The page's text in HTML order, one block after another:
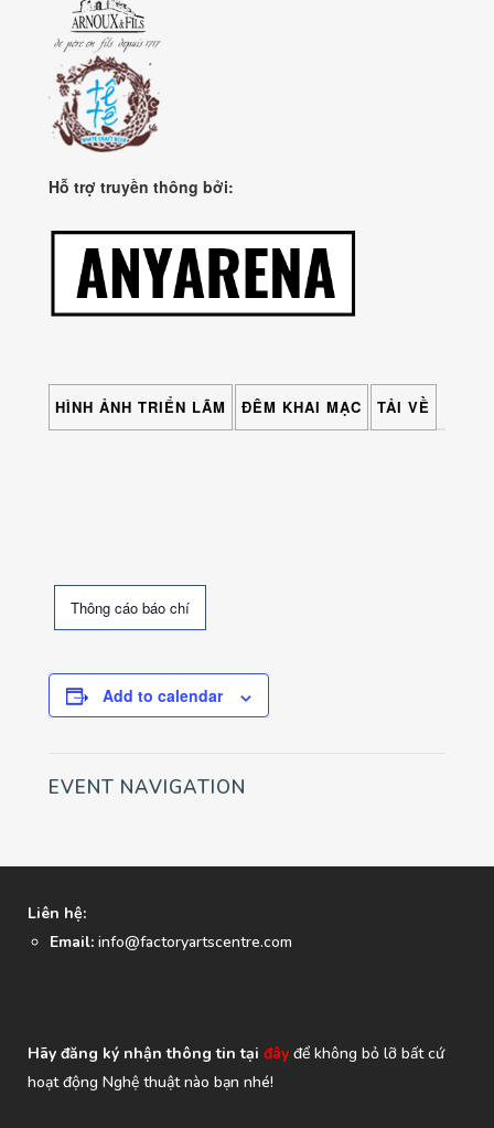
Hỗ trợ truyền thông bởi:
HÌNH ẢNH TRIỂN LÃM ĐÊM KHAI MẠC TẢI VỀ
Thông cáo báo chí
Add to calendar
EVENT NAVIGATION
Liên hệ:
Email: info@factoryartscentre.com
Hãy đăng ký nhận thông tin tại đây để không bỏ lỡ bất cứ
hoạt động Nghệ thuật nào bạn nhé!